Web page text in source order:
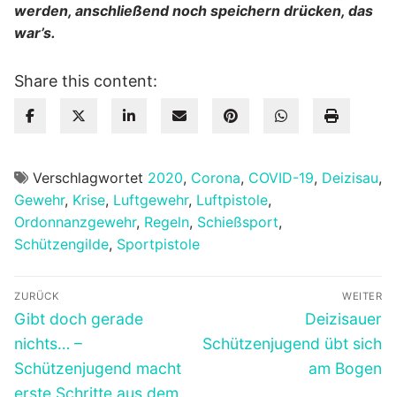
werden, anschließend noch speichern drücken, das
war’s.
Share this content:
Verschlagwortet 2020, Corona, COVID-19, Deizisau,
Gewehr, Krise, Luftgewehr, Luftpistole,
Ordonnanzgewehr, Regeln, Schießsport,
Schützengilde, Sportpistole
Beitragsnavigation
ZURÜCK
Vorheriger
Beitrag:
Gibt doch gerade
nichts… –
Schützenjugend macht
erste Schritte aus dem
WEITER
Nächster
Beitrag:
Deizisauer
Schützenjugend übt sich
am Bogen